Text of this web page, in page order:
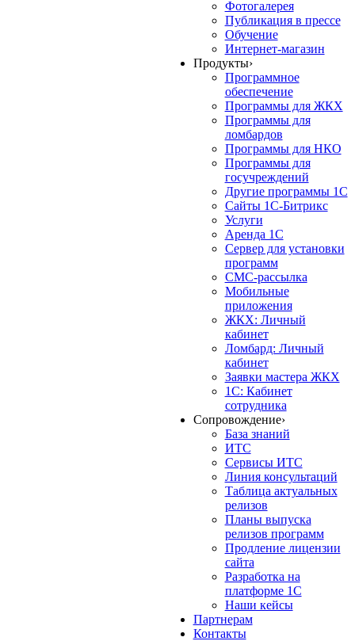
Фотогалерея
Публикация в прессе
Обучение
Интернет-магазин
Продукты›
Программное
обеспечение
Программы для ЖКХ
Программы для
ломбардов
Программы для НКО
Программы для
госучреждений
Другие программы 1С
Сайты 1С-Битрикс
Услуги
Аренда 1С
Сервер для установки
программ
СМС-рассылка
Мобильные
приложения
ЖКХ: Личный
кабинет
Ломбард: Личный
кабинет
Заявки мастера ЖКХ
1С: Кабинет
сотрудника
Сопровождение›
База знаний
ИТС
Сервисы ИТС
Линия консультаций
Таблица актуальных
релизов
Планы выпуска
релизов программ
Продление лицензии
сайта
Разработка на
платформе 1С
Наши кейсы
Партнерам
Контакты